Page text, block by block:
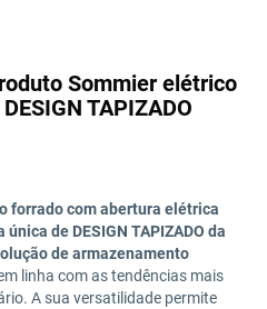
Sommier elétrico
TAPIZADO
forrado com abertura elétrica
de DESIGN TAPIZADO da
de armazenamento
linha com as tendências mais
A sua versatilidade permite